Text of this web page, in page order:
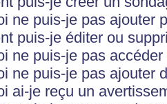
ne puis-je pas ajouter
puis-je éditer ou
ne puis-je pas
ne puis-je pas ajouter
ai-je reçu un